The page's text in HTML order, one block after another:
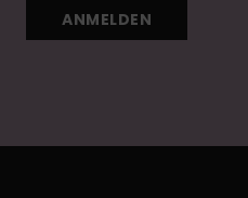
ANMELDEN